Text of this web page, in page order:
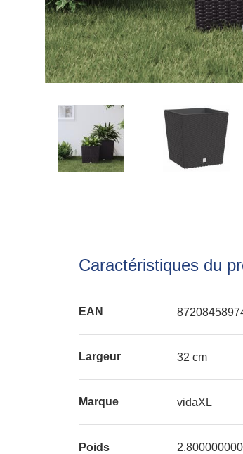
Caractéristiques du
EAN
Largeur 32 cm
Marque vidaXL
Poids